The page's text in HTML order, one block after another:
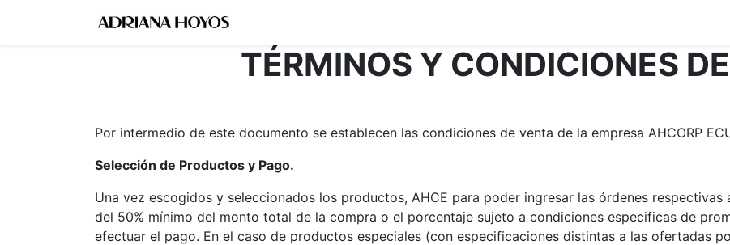
TÉRMINOS Y CONDICIONES
Por intermedio de este documento se establecen las condiciones de venta de la empresa AHCORP
Selección de Productos y Pago.
Una vez escogidos y seleccionados los productos, AHCE para poder ingresar las órdenes
del 50% mínimo del monto total de la compra o el porcentaje sujeto a condiciones especificas de
efectuar el pago. En el caso de productos especiales (con especificaciones distintas a las ofertadas